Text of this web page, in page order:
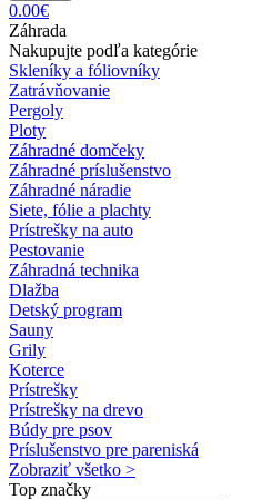
0.00€
Záhrada
Nakupujte podľa kategórie
Skleníky a fóliovníky
Zatrávňovanie
Pergoly
Ploty
Záhradné domčeky
Záhradné príslušenstvo
Záhradné náradie
Siete, fólie a plachty
Prístrešky na auto
Pestovanie
Záhradná technika
Dlažba
Detský program
Sauny
Grily
Koterce
Prístrešky
Prístrešky na drevo
Búdy pre psov
Príslušenstvo pre pareniská
Zobraziť všetko >
Top značky